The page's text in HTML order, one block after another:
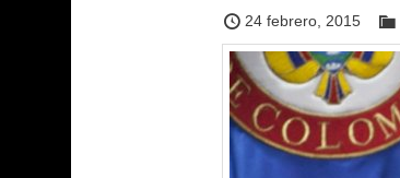
24 febrero, 2015